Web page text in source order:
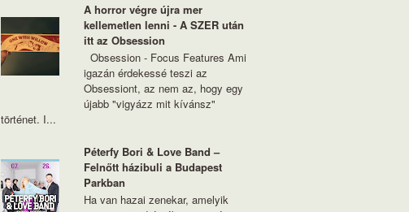
A horror végre újra mer
kellemetlen lenni - A SZER után
itt az Obsession
Obsession - Focus Features Ami
igazán érdekessé teszi az
Obsessiont, az nem az, hogy egy
újabb "vigyázz mit kívánsz"
történet. I...
Péterfy Bori & Love Band –
Felnőtt házibuli a Budapest
Parkban
Ha van hazai zenekar, amelyik